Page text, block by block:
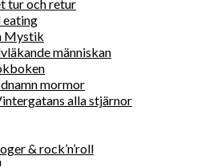
tur och retur
Mystik
människan
mormor
alla stjärnor
& rock’n’roll